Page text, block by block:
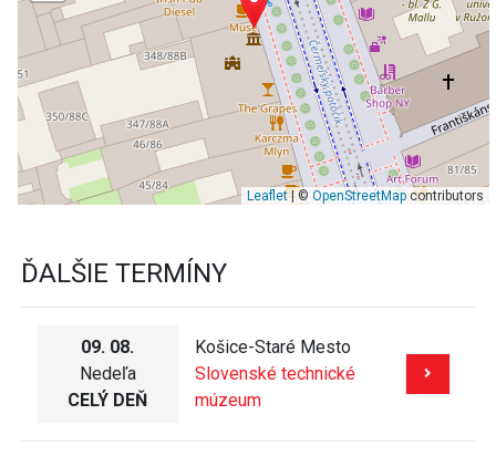
Leaflet| © OpenStreetMapcontributors
ĎALŠIE TERMÍNY
09. 08.
Nedeľa
CELÝ DEŇ
Košice-Staré Mesto
Slovenské technické
múzeum